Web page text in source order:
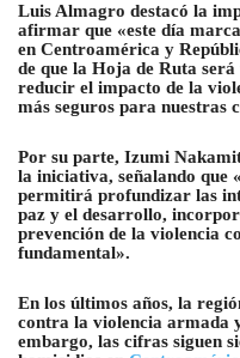
Luis Almagro destacó la
afirmar que «este día
en Centroamérica y
de que la Hoja de Ruta
reducir el impacto de la
más seguros para nuestras
Por su parte, Izumi
la iniciativa, señalando que
permitirá profundizar las
paz y el desarrollo,
prevención de la violencia
fundamental».
En los últimos años, la
contra la violencia armada
embargo, las cifras siguen